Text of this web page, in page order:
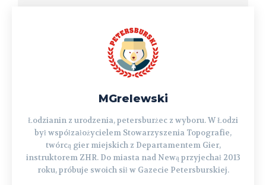
MGrelewski
Łodzianin z urodzenia, petersburżec z wyboru. W Łodzi
był współzałożycielem Stowarzyszenia Topografie,
twórcą gier miejskich z Departamentem Gier,
instruktorem ZHR. Do miasta nad Newą przyjechał 2013
roku, próbuje swoich sił w Gazecie Petersburskiej.